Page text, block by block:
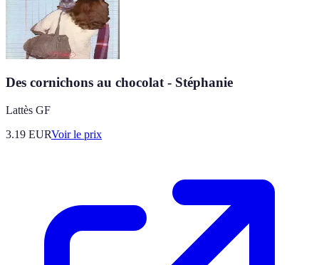
Des cornichons au chocolat - Stéphanie
Lattès GF
3.19 EURVoir le prix